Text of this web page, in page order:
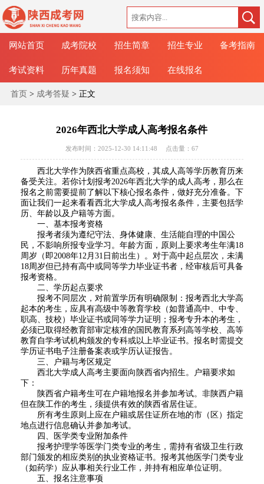
网站首页 成考院校 招生简章 招生专业 备考指南
考试资料 历年真题 报名须知 在线报名
首页> 成考答疑 > 正文
2026年西北大学成人高考报名条件
发布时间：2025-12-30 14:11:48 点击量： 67
西北大学作为陕西省重点高校，其成人高等学历教育历来
备受关注。若你计划报考2026年西北大学的成人高考，那么在
报名之前需要提前了解以下核心报名条件，做好充分准备。下
面让我们一起来看看西北大学成人高考报名条件，主要包括学
历、年龄以及户籍等方面。
一、基本报考资格
报考者须为遵纪守法、身体健康、生活能自理的中国公
民，不影响所报专业学习。年龄方面，原则上要求考生年满18
周岁（即2008年12月31日前出生）。对于高中起点层次，未满
18周岁但已持有高中或同等学力毕业证书者，经审核后可具备
报考资格。
二、学历起点要求
报考不同层次，对前置学历有明确限制：报考西北大学高
起本的考生 ，应具有高级中等教育学校（如普通高中、中专、
职高、技校）毕业证书或同等学力证明；报考专升本的考生 ，
必须已取得经教育部审定核准的国民教育系列高等学校、高等
教育自学考试机构颁发的专科或以上毕业证书。报名时需提交
学历证书电子注册备案表或学历认证报告。
三、户籍与考区规定
西北大学成人高考主要面向陕西省内招生。户籍要求如
下：
陕西省户籍考生可在户籍地报名并参加考试。 非陕西户籍
但在陕工作的考生，须提供有效的陕西省居住证。
所有考生原则上应在户籍或居住证所在地的市（区）指定
地点进行信息确认并参加考试。
四、医学类专业附加条件
报考护理学等医学门类专业的考生，需持有省级卫生行政
部门颁发的相应类别的执业资格证书。报考其他医学门类专业
（如药学）应从事相关行业工作，并持有相应单位证明。
五、报名注意事项